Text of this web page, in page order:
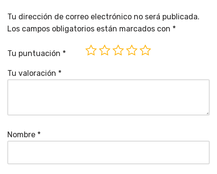
Tu dirección de correo electrónico no será publicada.
Los campos obligatorios están marcados con *
Tu puntuación *
Tu valoración *
Nombre *